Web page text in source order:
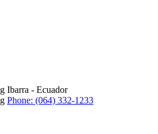
Ibarra - Ecuador
Phone: (064) 332-1233